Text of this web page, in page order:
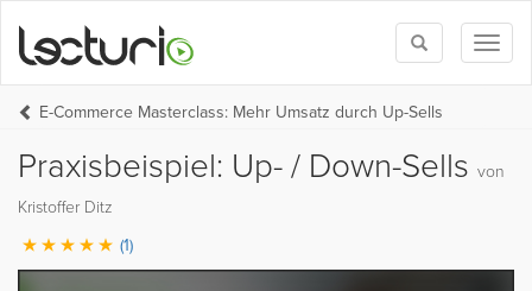
Toggle
search
E-Commerce Masterclass: Mehr Umsatz durch Up-Sells
Praxisbeispiel: Up- / Down-Sells von
Kristoffer Ditz
(1)